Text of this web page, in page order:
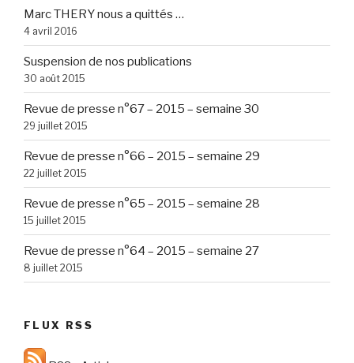
Marc THERY nous a quittés …
4 avril 2016
Suspension de nos publications
30 août 2015
Revue de presse n°67 – 2015 – semaine 30
29 juillet 2015
Revue de presse n°66 – 2015 – semaine 29
22 juillet 2015
Revue de presse n°65 – 2015 – semaine 28
15 juillet 2015
Revue de presse n°64 – 2015 – semaine 27
8 juillet 2015
FLUX RSS